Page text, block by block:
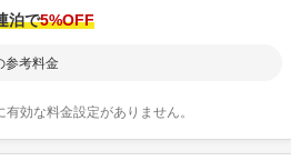
泊で5%OFF
参考料金
有効な料金設定がありません。